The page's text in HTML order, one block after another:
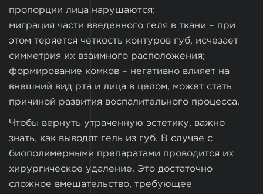
пропорции лица нарушаются;
миграция части введенного геля в ткани – при
этом теряется четкость контуров губ, исчезает
симметрия их взаимного расположения;
формирование комков – негативно влияет на
внешний вид рта и лица в целом, может стать
причиной развития воспалительного процесса.
Чтобы вернуть утраченную эстетику, важно
знать, как выводят гель из губ. В случае с
биополимерными препаратами проводится их
хирургическое удаление. Это достаточно
сложное вмешательство, требующее